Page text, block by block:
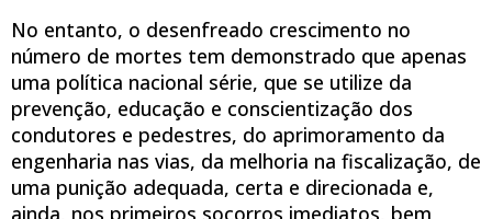
No entanto, o desenfreado crescimento no
número de mortes tem demonstrado que apenas
uma política nacional série, que se utilize da
prevenção, educação e conscientização dos
condutores e pedestres, do aprimoramento da
engenharia nas vias, da melhoria na fiscalização, de
uma punição adequada, certa e direcionada e,
ainda, nos primeiros socorros imediatos, bem